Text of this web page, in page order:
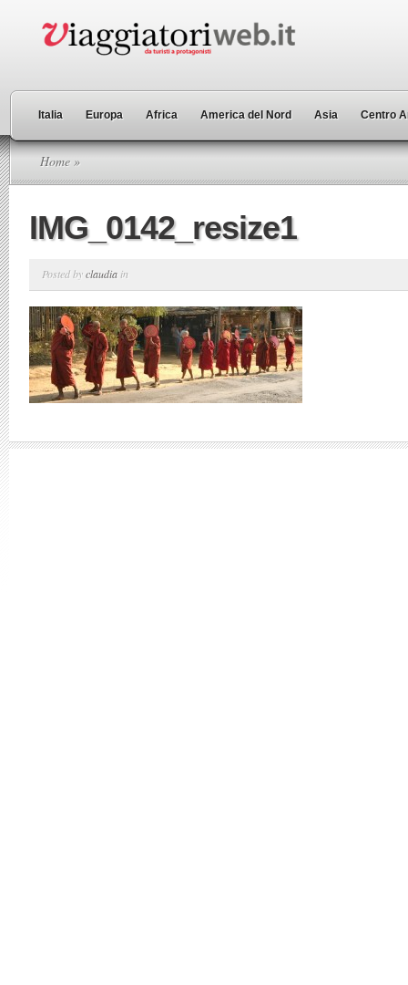
Italia Europa Africa America del Nord Asia Centro
Home »
IMG_0142_resize1
Posted byclaudia in